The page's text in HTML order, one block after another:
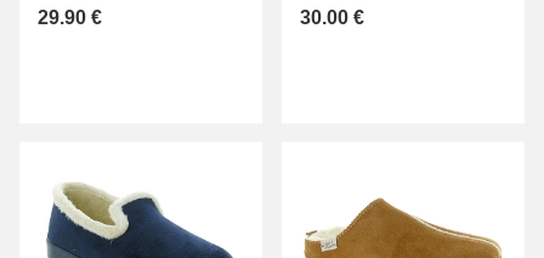
29.90 € 30.00 €